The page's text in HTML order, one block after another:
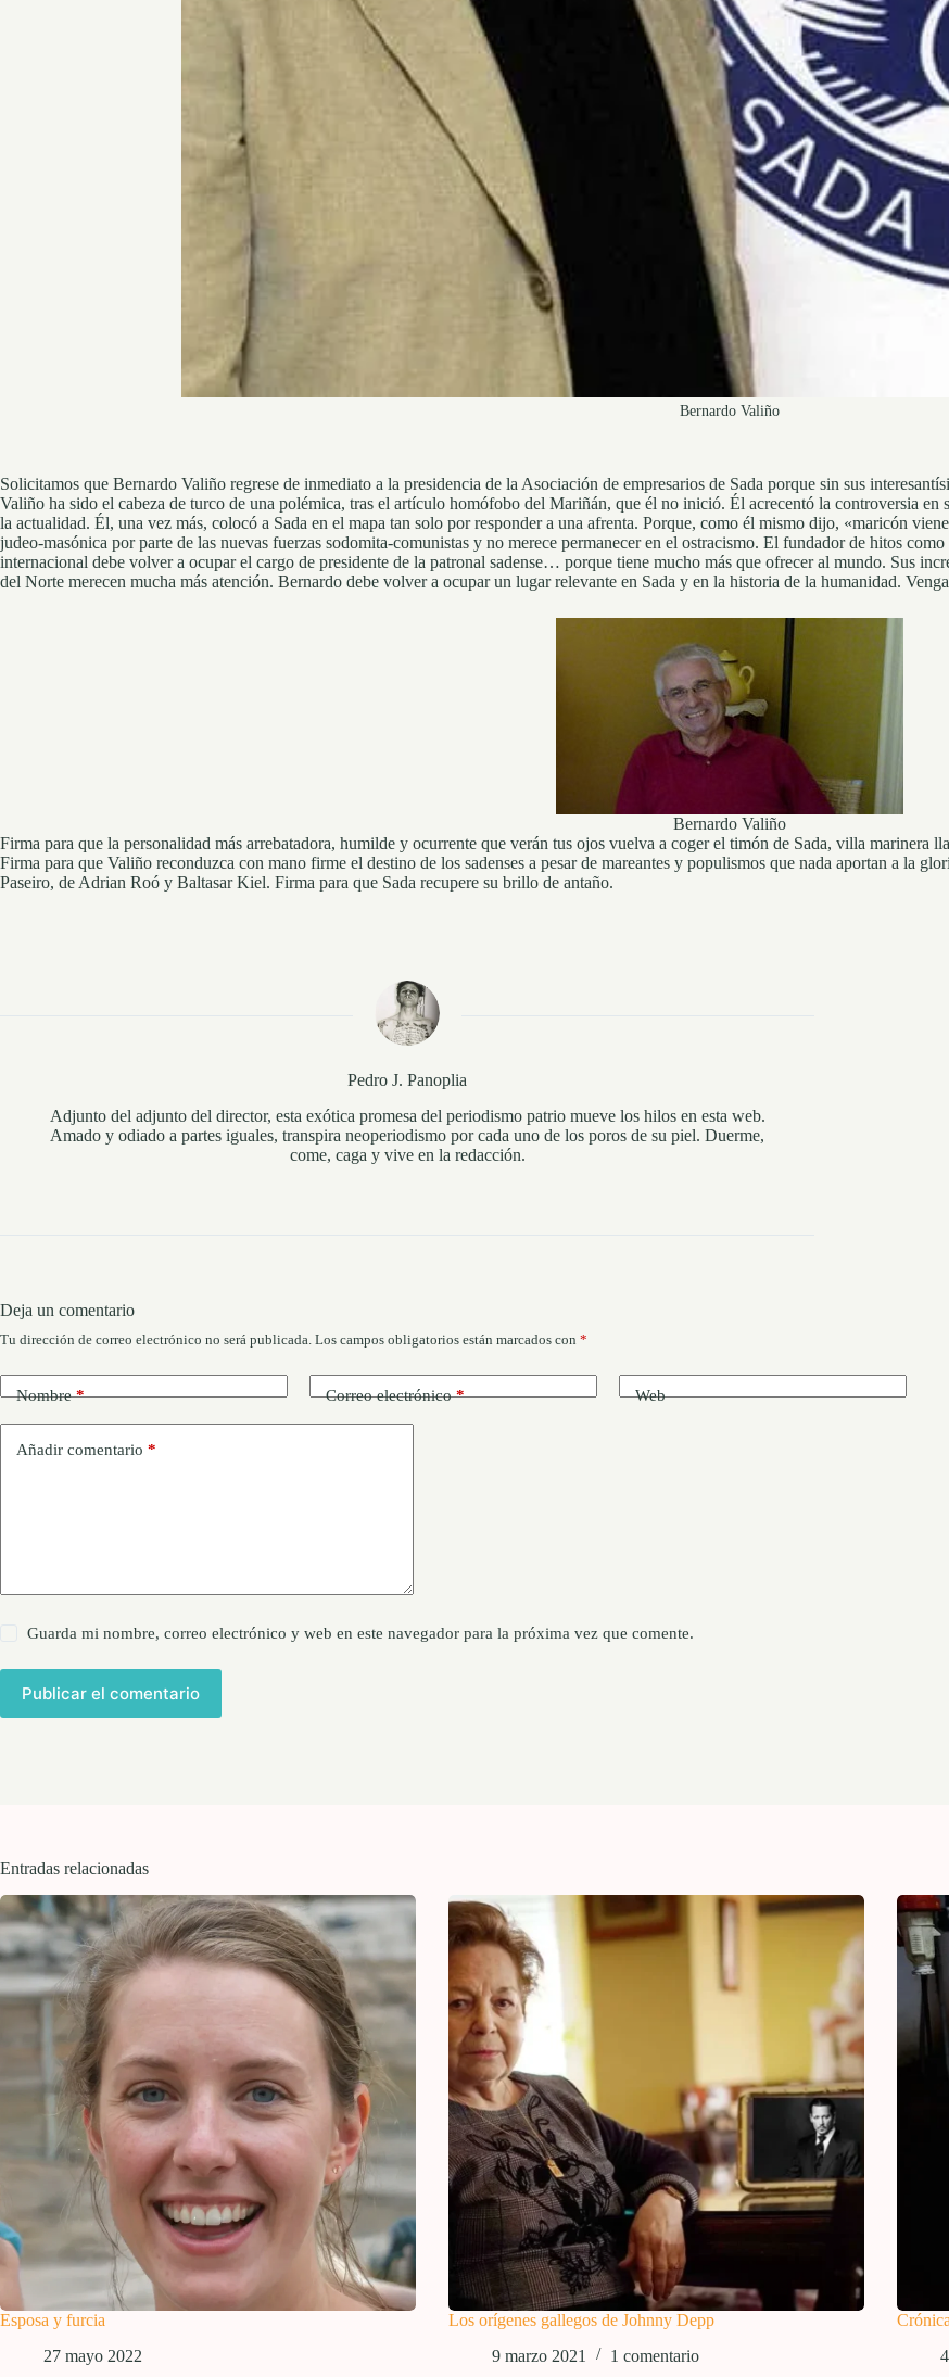
Bernardo Valiño
Solicitamos que Bernardo Valiño regrese de inmediato a la presidencia de la Asociación de empresarios de Sada porque sin sus
Valiño ha sido el cabeza de turco de una polémica, tras el artículo homófobo del Mariñán, que él no inició. Él acrecentó la controversia
la actualidad. Él, una vez más, colocó a Sada en el mapa tan solo por responder a una afrenta. Porque, como él mismo dijo, «maricón
judeo-masónica por parte de las nuevas fuerzas sodomita-comunistas y no merece permanecer en el ostracismo. El fundador de hitos
internacional debe volver a ocupar el cargo de presidente de la patronal sadense… porque tiene mucho más que ofrecer al mundo. Sus
del Norte merecen mucha más atención. Bernardo debe volver a ocupar un lugar relevante en Sada y en la historia de la humanidad.
Bernardo Valiño
Firma para que la personalidad más arrebatadora, humilde y ocurrente que verán tus ojos vuelva a coger el timón de Sada, villa marinera
Firma para que Valiño reconduzca con mano firme el destino de los sadenses a pesar de mareantes y populismos que nada aportan a la
Paseiro, de Adrian Roó y Baltasar Kiel. Firma para que Sada recupere su brillo de antaño.
Pedro J. Panoplia
Adjunto del adjunto del director, esta exótica promesa del periodismo patrio mueve los hilos en esta web.
Amado y odiado a partes iguales, transpira neoperiodismo por cada uno de los poros de su piel. Duerme,
come, caga y vive en la redacción.
Deja un comentario
Tu dirección de correo electrónico no será publicada. Los campos obligatorios están marcados con *
Nombre* Correo electrónico* Web
Añadir comentario *
Guarda mi nombre, correo electrónico y web en este navegador para la próxima vez que comente.
Publicar el comentario
Entradas relacionadas
Esposa y furcia
27 mayo 2022
Los orígenes gallegos de Johnny Depp
9 marzo 2021
1 comentario